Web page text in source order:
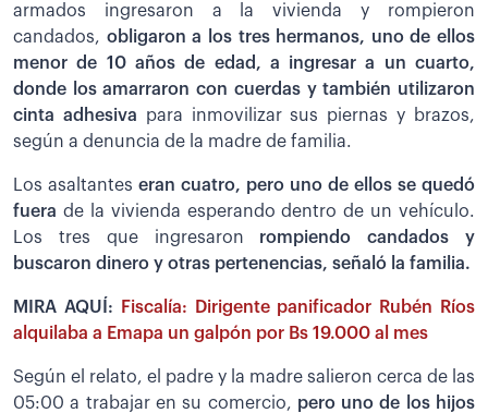
armados ingresaron a la vivienda y rompieron
candados, obligaron a los tres hermanos, uno de ellos
menor de 10 años de edad, a ingresar a un cuarto,
donde los amarraron con cuerdas y también utilizaron
cinta adhesiva para inmovilizar sus piernas y brazos,
según a denuncia de la madre de familia.
Los asaltantes eran cuatro, pero uno de ellos se quedó
fuera de la vivienda esperando dentro de un vehículo.
Los tres que ingresaron rompiendo candados y
buscaron dinero y otras pertenencias, señaló la familia.
MIRA AQUÍ:
Fiscalía: Dirigente panificador Rubén Ríos
alquilaba a Emapa un galpón por Bs 19.000 al mes
Según el relato, el padre y la madre salieron cerca de las
05:00 a trabajar en su comercio, pero uno de los hijos